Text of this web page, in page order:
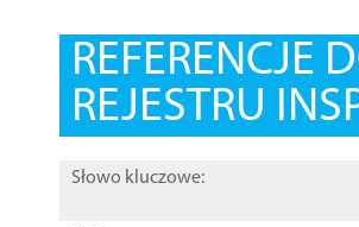
REFERENCJE
REJESTRU
Słowo kluczowe: